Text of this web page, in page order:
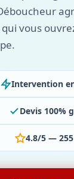
qui vous
Intervention
Devis 100%
4.8/5 —